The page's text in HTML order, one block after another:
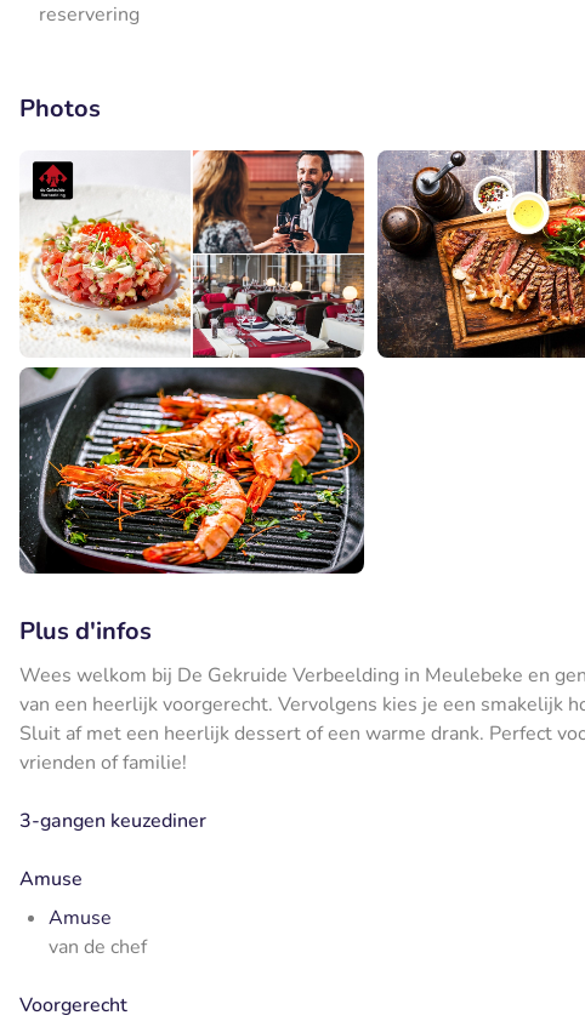
reservering
Photos
Plus d'infos
Wees welkom bij De Gekruide Verbeelding in Meulebeke en
van een heerlijk voorgerecht. Vervolgens kies je een smakelijk
Sluit af met een heerlijk dessert of een warme drank. Perfect
vrienden of familie!
3-gangen keuzediner
Amuse
Amuse
van de chef
Voorgerecht